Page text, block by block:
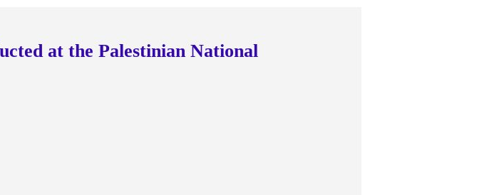
at the Palestinian National